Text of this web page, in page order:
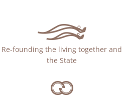
Re-founding the living together and
the State